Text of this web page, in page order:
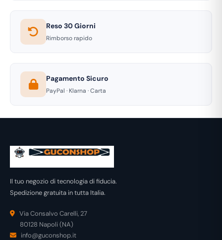
Reso 30 Giorni
Rimborso rapido
Pagamento Sicuro
PayPal · Klarna · Carta
Il tuo negozio di tecnologia di fiducia.
Spedizione gratuita in tutta Italia.
Via Consalvo Carelli, 27
80128 Napoli (NA)
info@guconshop.it